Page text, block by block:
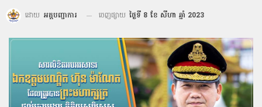
ដោយ អគ្គបញ្ជាការ ចេញផ្សាយ ថ្ងៃទី 8 ខែ សីហា ឆ្នាំ 2023